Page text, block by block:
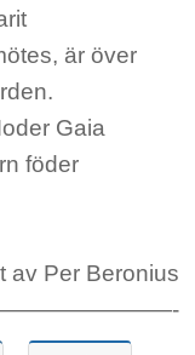
är över
Gaia
föder
av Per Beronius